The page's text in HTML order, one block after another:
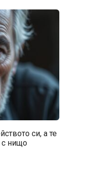
си, а те
с нищо